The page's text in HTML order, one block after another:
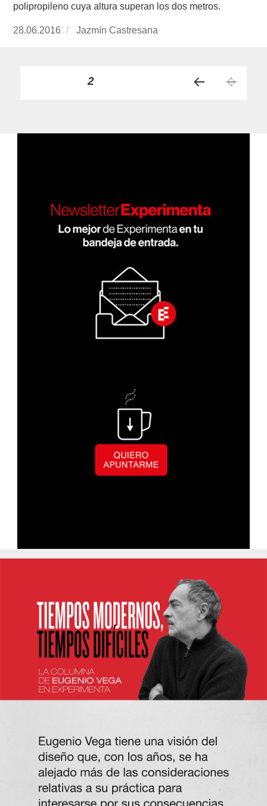
polipropileno cuya altura superan los dos metros.
Publicado
28.06.2016
https://www.experimenta.es/author/jazmin-
Jazmín Castresana
Paginación
entradas
ERIO
PÁGINA2